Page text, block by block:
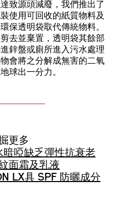
致源頭減廢，我們推出了
使用可回收的紙質物料及
保透明袋取代傳統物料。
去並棄置，透明袋其餘部
鋅盤或廁所進入污水處理
會將之分解成無害的二氧
球出一分力。
更多
暗啞缺乏彈性抗衰老
面霜及乳液
LX具 SPF 防曬成分